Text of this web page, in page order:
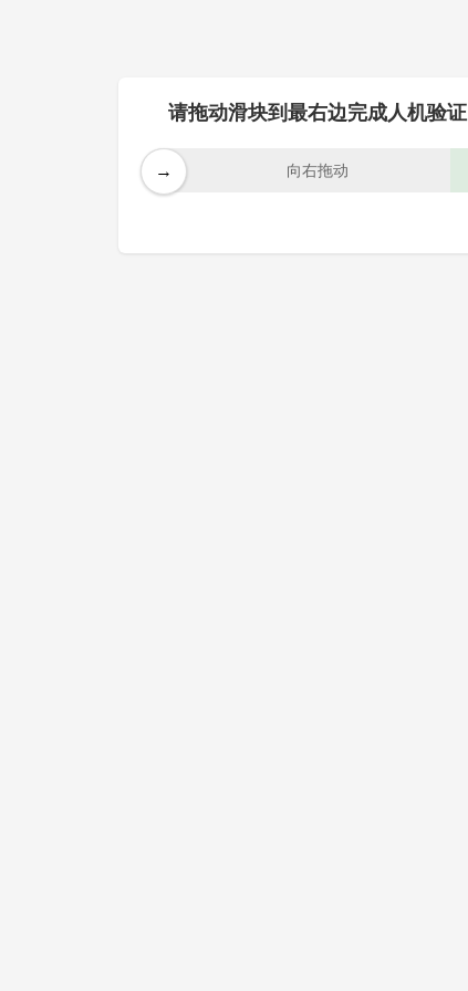
请拖动滑块到最右边完成人机验证
→ 向右拖动